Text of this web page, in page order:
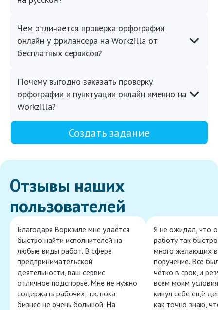
Чем отличается проверка орфографии
онлайн у фрилансера на Workzilla от
бесплатных сервисов?
Почему выгодно заказать проверку
орфографии и пунктуации онлайн именно на
Workzilla?
Создать задание
Отзывы наших
пользователей
Благодаря Воркзиле мне удаётся
быстро найти исполнителей на
любые виды работ. В сфере
предпринимательской
деятельности, ваш сервис
отличное подспорье. Мне не нужно
содержать рабочих, т.к. пока
бизнес не очень большой. На
Я не ожидал, что
работу так
много желающих
поручение. Всё
чётко в срок, и
всем моим
кинул себе ещё
как точно знаю,